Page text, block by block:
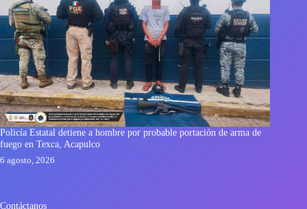
Policía Estatal detiene a hombre por probable portación de arma de
fuego en Texca, Acapulco
6 agosto, 2026
Contáctanos